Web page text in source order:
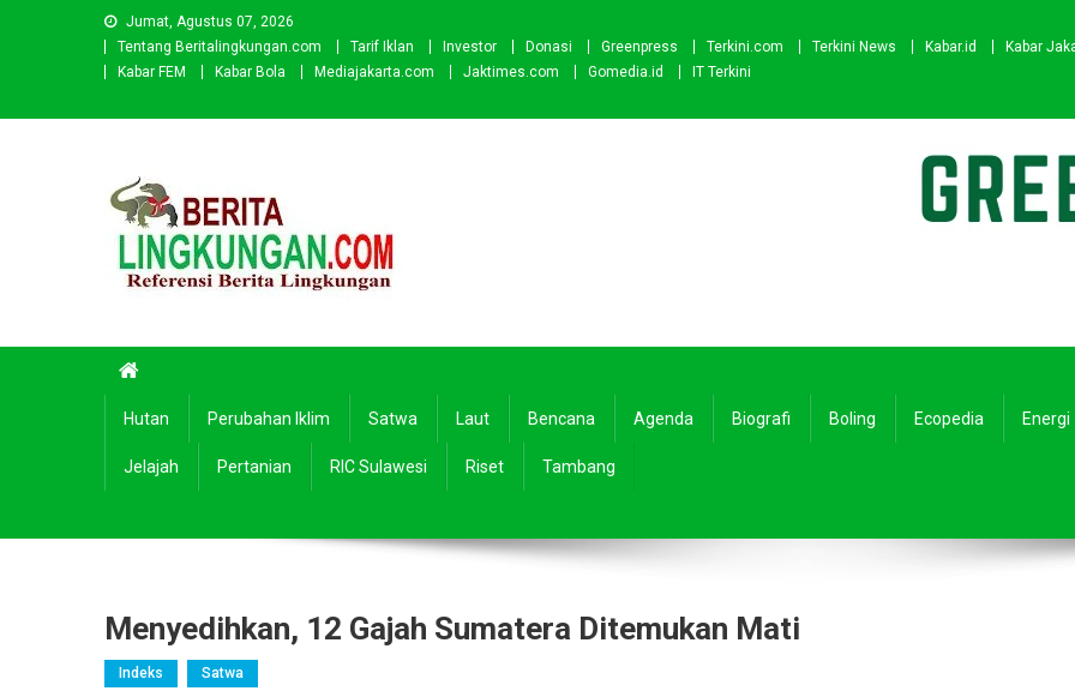
Jumat, Agustus 07, 2026
Tentang Beritalingkungan.com
Tarif Iklan Investor Donasi Greenpress Terkini.com Terkini News Kabar.id Kabar
Kabar FEM
Kabar Bola Mediajakarta.com Jaktimes.com Gomedia.id IT Terkini
Hutan Perubahan Iklim Satwa Laut Bencana Agenda Biografi Boling Ecopedia Energi
Jelajah Pertanian RIC Sulawesi Riset Tambang
Menyedihkan, 12 Gajah Sumatera Ditemukan Mati
Indeks Satwa